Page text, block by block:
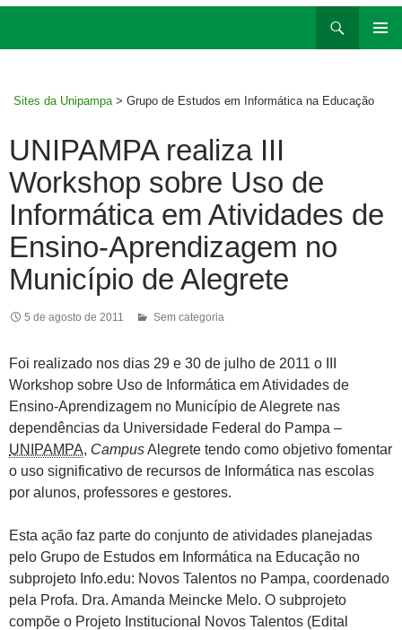
Sites da Unipampa > Grupo de Estudos em Informática na Educação
UNIPAMPA realiza III
Workshop sobre Uso de
Informática em Atividades de
Ensino-Aprendizagem no
Município de Alegrete
5 de agosto de 2011 Sem categoria
Foi realizado nos dias 29 e 30 de julho de 2011 o III
Workshop sobre Uso de Informática em Atividades de
Ensino-Aprendizagem no Município de Alegrete nas
dependências da Universidade Federal do Pampa –
UNIPAMPA, CampusAlegrete tendo como objetivo fomentar
o uso significativo de recursos de Informática nas escolas
por alunos, professores e gestores.
Esta ação faz parte do conjunto de atividades planejadas
pelo Grupo de Estudos em Informática na Educação no
subprojeto Info.edu: Novos Talentos no Pampa, coordenado
pela Profa. Dra. Amanda Meincke Melo. O subprojeto
compõe o Projeto Institucional Novos Talentos (Edital